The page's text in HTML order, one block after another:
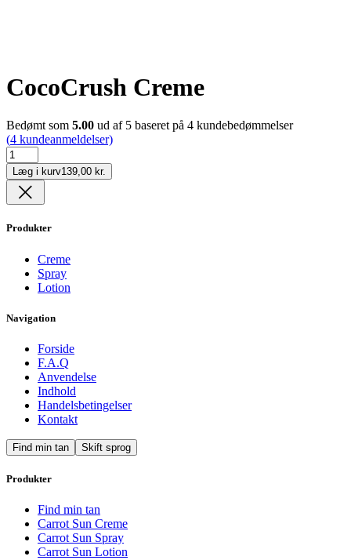
CocoCrush Creme
Bedømt som 5.00 ud af 5 baseret på 4 kundebedømmelser
(4 kundeanmeldelser)
CocoCrush
Creme
antal
Læg i kurv139,00 kr.
Produkter
Creme
Spray
Lotion
Navigation
Forside
F.A.Q
Anvendelse
Indhold
Handelsbetingelser
Kontakt
Find min tan Skift sprog
Produkter
Find min tan
Carrot Sun Creme
Carrot Sun Spray
Carrot Sun Lotion